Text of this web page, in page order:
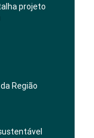
projeto
Região